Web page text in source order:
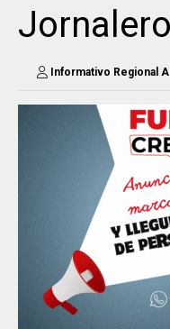
Informativo Regional